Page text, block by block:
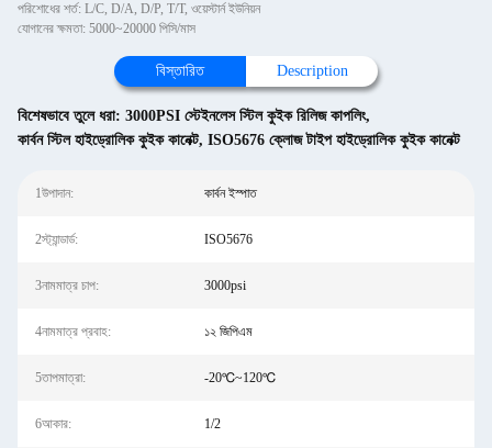
পরিশোধের শর্ত: L/C, D/A, D/P, T/T, ওয়েস্টার্ন ইউনিয়ন
যোগানের ক্ষমতা: 5000~20000 পিসি/মাস
বিস্তারিত Description
বিশেষভাবে তুলে ধরা: 3000PSI স্টেইনলেস স্টিল কুইক রিলিজ কাপলিং,
কার্বন স্টিল হাইড্রোলিক কুইক কানেক্ট, ISO5676 ক্লোজ টাইপ হাইড্রোলিক কুইক কানেক্ট
1উপাদান: কার্বন ইস্পাত
2স্ট্যান্ডার্ড: ISO5676
3নামমাত্র চাপ: 3000psi
4নামমাত্র প্রবাহ: ১২ জিপিএম
5তাপমাত্রা: -20℃~120℃
6আকার: 1/2